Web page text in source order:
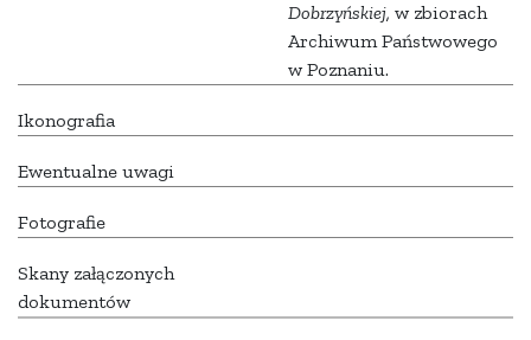
Dobrzyńskiej, w zbiorach
Archiwum Państwowego
w Poznaniu.
Ikonografia
Ewentualne uwagi
Fotografie
Skany załączonych
dokumentów